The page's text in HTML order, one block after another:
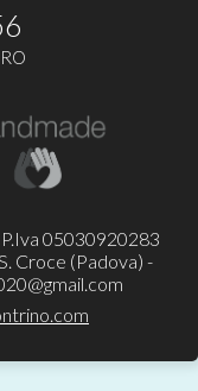
05030920283
Croce (Padova) -